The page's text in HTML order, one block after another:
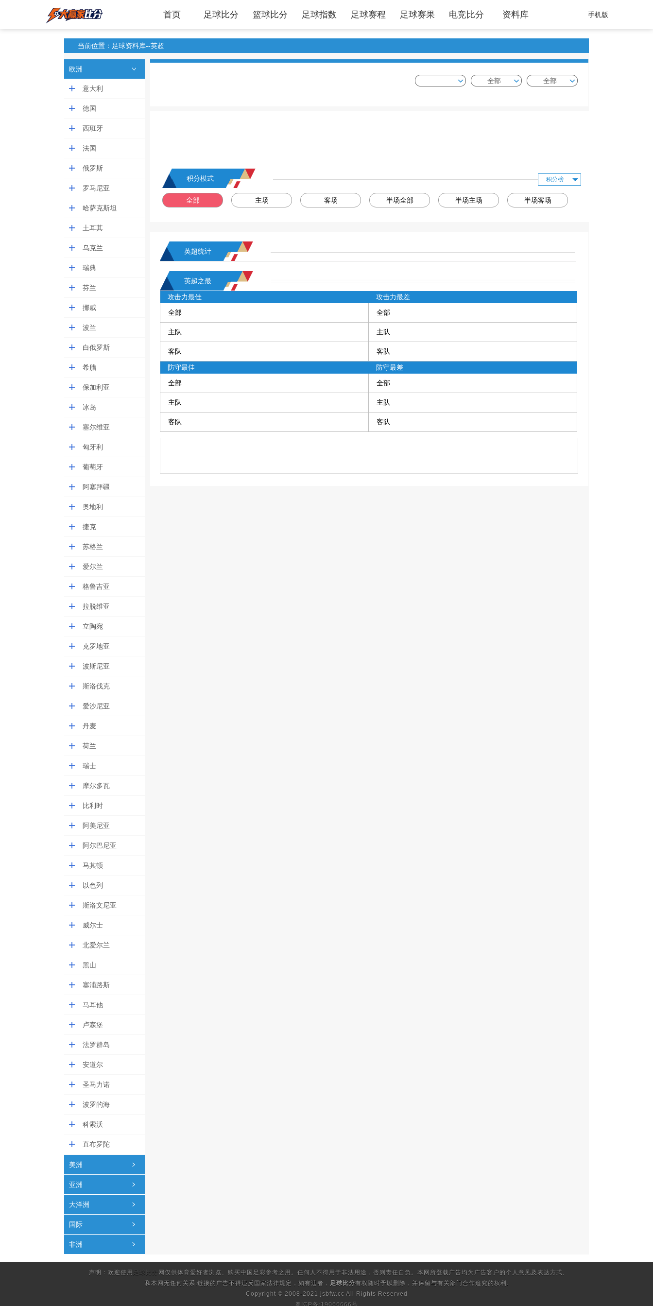
首页 足球比分 篮球比分 足球指数 足球赛程 足球赛果 电竞比分 资料库 手机版
当前位置：足球资料库--英超
欧洲
意大利
德国
西班牙
法国
俄罗斯
罗马尼亚
哈萨克斯坦
土耳其
乌克兰
瑞典
芬兰
挪威
波兰
白俄罗斯
希腊
保加利亚
冰岛
塞尔维亚
匈牙利
葡萄牙
阿塞拜疆
奥地利
捷克
苏格兰
爱尔兰
格鲁吉亚
拉脱维亚
立陶宛
克罗地亚
波斯尼亚
斯洛伐克
爱沙尼亚
丹麦
荷兰
瑞士
摩尔多瓦
比利时
阿美尼亚
阿尔巴尼亚
马其顿
以色列
斯洛文尼亚
威尔士
北爱尔兰
黑山
塞浦路斯
马耳他
卢森堡
法罗群岛
安道尔
圣马力诺
波罗的海
科索沃
直布罗陀
美洲
亚洲
大洋洲
国际
非洲
全部 全部
积分模式 积分榜
全部 主场 客场 半场全部 半场主场 半场客场
英超统计
英超之最
攻击力最佳
全部
主队
客队
攻击力最差
全部
主队
客队
防守最佳
全部
主队
客队
防守最差
全部
主队
客队
声明：欢迎使用 足球比分 网仅供体育爱好者浏览、购买中国足彩参考之用。任何人不得用于非法用途，否则责任自负。本网所登载广告均为广告客户的个人意见及表达方式,
和本网无任何关系.链接的广告不得违反国家法律规定，如有违者， 足球比分有权随时予以删除，并保留与有关部门合作追究的权利.
Copyright © 2008-2021 jsbfw.cc All Rights Reserved
粤ICP备:19066666号